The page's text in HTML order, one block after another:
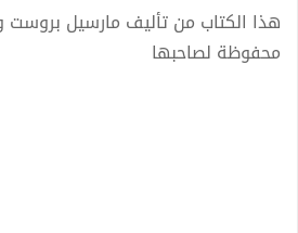
هذا الكتاب من تأليف مارسيل
محفوظة لصاحبها